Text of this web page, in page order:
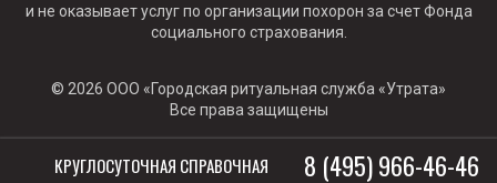
и не оказывает услуг по организации похорон за счет Фонда
социального страхования.
© 2026 ООО «Городская ритуальная служба «Утрата»
Все права защищены
КРУГЛОСУТОЧНАЯ СПРАВОЧНАЯ 8 (495) 966-46-46